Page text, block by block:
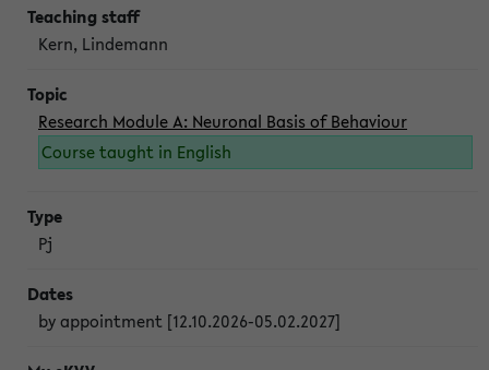
Kern, Lindemann
Research Module A: Neuronal Basis of Behaviour
Course taught in English
Pj
by appointment [12.10.2026-05.02.2027]